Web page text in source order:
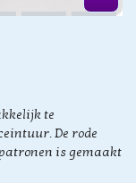
te
De rode
is gemaakt